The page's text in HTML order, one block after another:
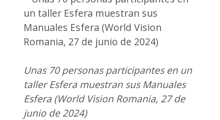
Unas 70 personas participantes en un
taller Esfera muestran sus Manuales
Esfera (World Vision Romania, 27 de
junio de 2024)